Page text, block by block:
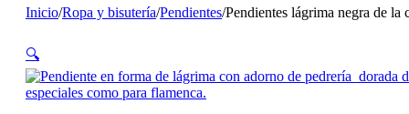
Inicio/Ropa y bisutería/Pendientes/Pendientes lágrima negra de la
🔍